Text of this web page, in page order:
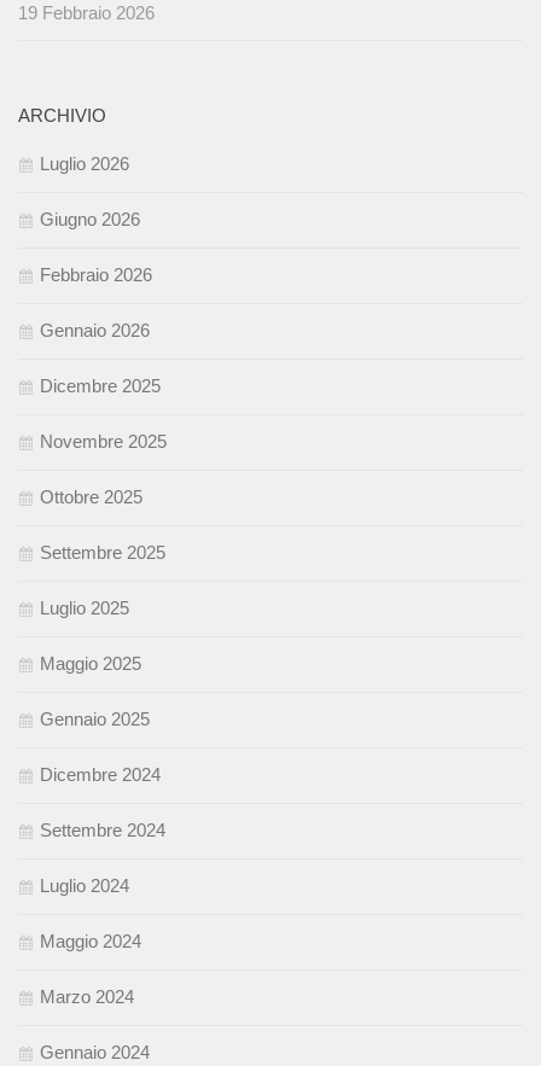
19 Febbraio 2026
ARCHIVIO
Luglio 2026
Giugno 2026
Febbraio 2026
Gennaio 2026
Dicembre 2025
Novembre 2025
Ottobre 2025
Settembre 2025
Luglio 2025
Maggio 2025
Gennaio 2025
Dicembre 2024
Settembre 2024
Luglio 2024
Maggio 2024
Marzo 2024
Gennaio 2024